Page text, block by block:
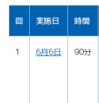
回 実施日 時間
1 6月6日 90分